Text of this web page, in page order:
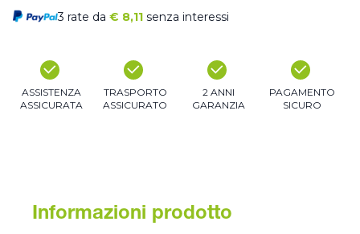
3 rate da € 8,11 senza interessi
ASSISTENZA
ASSICURATA
TRASPORTO
ASSICURATO
2 ANNI
GARANZIA
PAGAMENTO
SICURO
Informazioni prodotto